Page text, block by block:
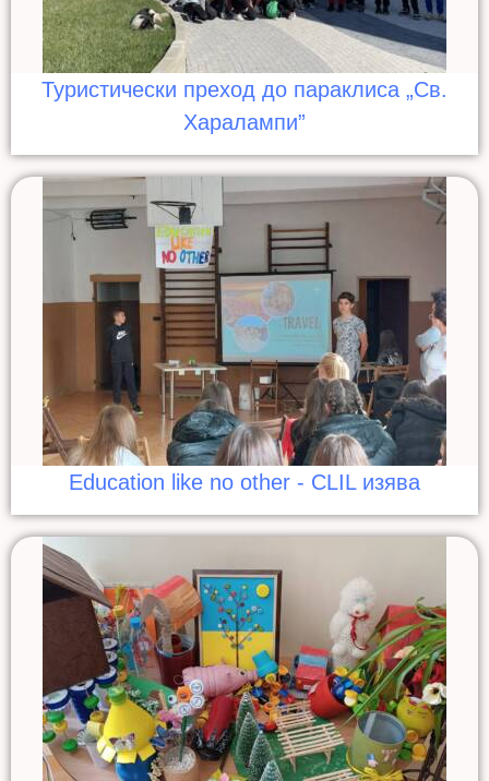
Туристически преход до параклиса „Св.
Харалампи”
Education like no other - CLIL изява